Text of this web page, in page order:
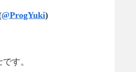
@ProgYuki)
す。